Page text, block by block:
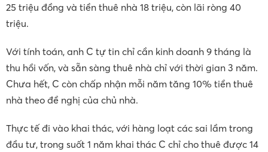
25 triệu đồng và tiền thuê nhà 18 triệu, còn lãi ròng 40
triệu.
Với tính toán, anh C tự tin chỉ cần kinh doanh 9 tháng là
thu hồi vốn, và sẵn sàng thuê nhà chỉ với thời gian 3 năm.
Chưa hết, C còn chấp nhận mỗi năm tăng 10% tiền thuê
nhà theo đề nghị của chủ nhà.
Thực tế đi vào khai thác, với hàng loạt các sai lầm trong
đầu tư, trong suốt 1 năm khai thác C chỉ cho thuê được 14